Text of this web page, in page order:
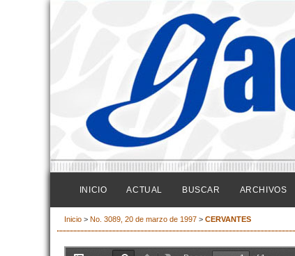
INICIO ACTUAL BUSCAR ARCHIVOS
Inicio > No. 3089, 20 de marzo de 1997 > CERVANTES